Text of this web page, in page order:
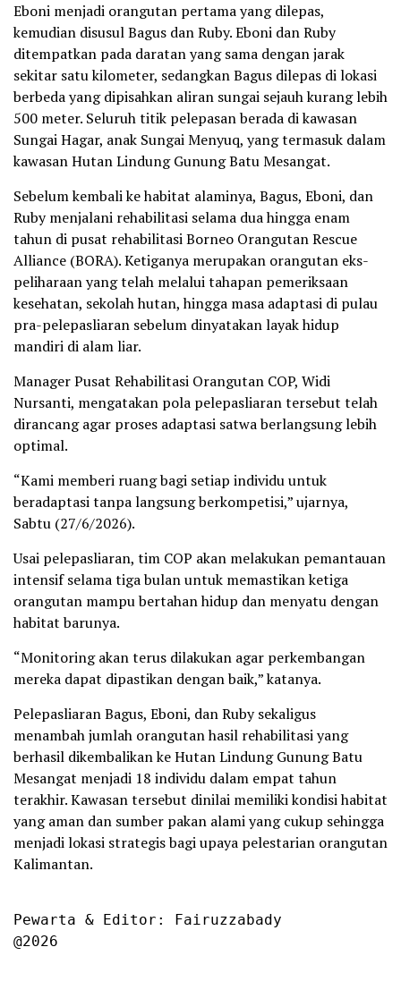
Eboni menjadi orangutan pertama yang dilepas,
kemudian disusul Bagus dan Ruby. Eboni dan Ruby
ditempatkan pada daratan yang sama dengan jarak
sekitar satu kilometer, sedangkan Bagus dilepas di lokasi
berbeda yang dipisahkan aliran sungai sejauh kurang lebih
500 meter. Seluruh titik pelepasan berada di kawasan
Sungai Hagar, anak Sungai Menyuq, yang termasuk dalam
kawasan Hutan Lindung Gunung Batu Mesangat.
Sebelum kembali ke habitat alaminya, Bagus, Eboni, dan
Ruby menjalani rehabilitasi selama dua hingga enam
tahun di pusat rehabilitasi Borneo Orangutan Rescue
Alliance (BORA). Ketiganya merupakan orangutan eks-
peliharaan yang telah melalui tahapan pemeriksaan
kesehatan, sekolah hutan, hingga masa adaptasi di pulau
pra-pelepasliaran sebelum dinyatakan layak hidup
mandiri di alam liar.
Manager Pusat Rehabilitasi Orangutan COP, Widi
Nursanti, mengatakan pola pelepasliaran tersebut telah
dirancang agar proses adaptasi satwa berlangsung lebih
optimal.
“Kami memberi ruang bagi setiap individu untuk
beradaptasi tanpa langsung berkompetisi,” ujarnya,
Sabtu (27/6/2026).
Usai pelepasliaran, tim COP akan melakukan pemantauan
intensif selama tiga bulan untuk memastikan ketiga
orangutan mampu bertahan hidup dan menyatu dengan
habitat barunya.
“Monitoring akan terus dilakukan agar perkembangan
mereka dapat dipastikan dengan baik,” katanya.
Pelepasliaran Bagus, Eboni, dan Ruby sekaligus
menambah jumlah orangutan hasil rehabilitasi yang
berhasil dikembalikan ke Hutan Lindung Gunung Batu
Mesangat menjadi 18 individu dalam empat tahun
terakhir. Kawasan tersebut dinilai memiliki kondisi habitat
yang aman dan sumber pakan alami yang cukup sehingga
menjadi lokasi strategis bagi upaya pelestarian orangutan
Kalimantan.
Pewarta & Editor: Fairuzzabady
@2026